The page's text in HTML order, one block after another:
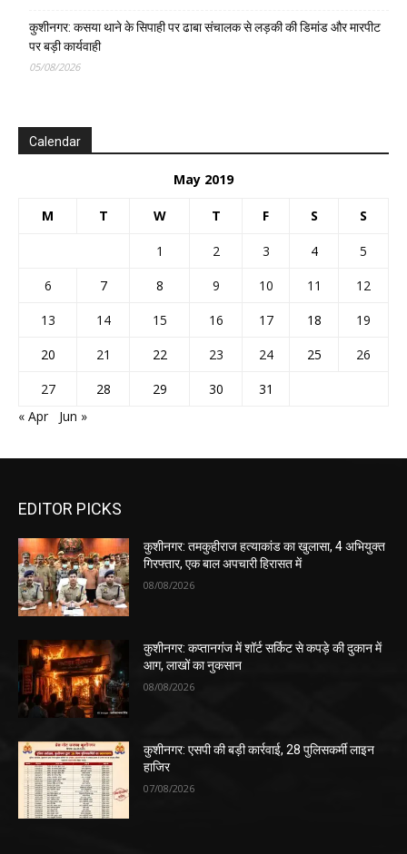
कुशीनगर: कसया थाने के सिपाही पर ढाबा संचालक से लड़की की डिमांड और मारपीट
पर बड़ी कार्यवाही
05/08/2026
Calendar
May 2019
M T W T F S S
1 2 3 4
5
6
7 8 9 10 11
12
13
14 15 16 17 18
19
20
21 22 23 24 25
26
27
28 29 30
31
« Apr
Jun »
EDITOR PICKS
कुशीनगर: तमकुहीराज हत्याकांड का खुलासा, 4 अभियुक्त
गिरफ्तार, एक बाल अपचारी हिरासत में
08/08/2026
कुशीनगर: कप्तानगंज में शॉर्ट सर्किट से कपड़े की दुकान में
आग, लाखों का नुकसान
08/08/2026
कुशीनगर: एसपी की बड़ी कार्रवाई, 28 पुलिसकर्मी लाइन
हाजिर
07/08/2026